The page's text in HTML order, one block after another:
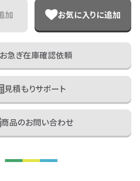
加 お気に入りに追加
急ぎ在庫確認依頼
見積もりサポート
商品のお問い合わせ